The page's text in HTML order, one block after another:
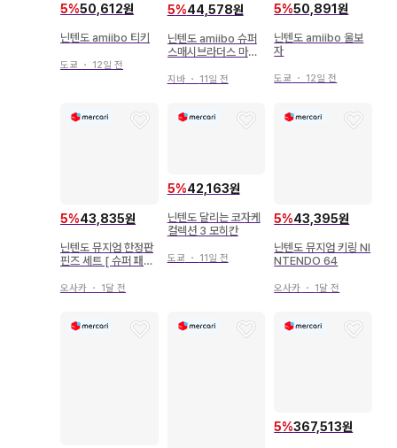
5%50,612원
닌텐도 amiibo 티키
도쿄 ・ 12일 전
5%44,578원
닌텐도 amiibo 슈퍼
스매시브라더스 마르
지바・ 11일 전
5%50,891원
닌텐도 amiibo 울보
자
도쿄 ・ 12일 전
5%43,835원
닌텐도 뮤지엄 한정판
핀즈 세트 [ 슈퍼 패미
오사카 ・ 1달 전
5%42,163원
닌텐도 달리는 코자케
컬렉션 3 모히칸
도쿄 ・ 11일 전
5%43,395원
닌텐도 뮤지엄 키링 NI
NTENDO 64
오사카 ・ 1달 전
5%367,513원